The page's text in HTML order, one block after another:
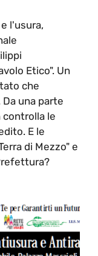
l'usura,
Etico". Un
che
una parte
controlla le
E le
di Mezzo" e